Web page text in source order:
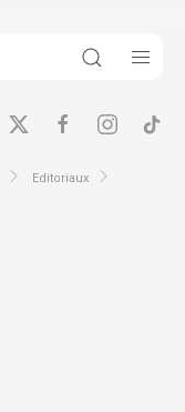
Editoriaux